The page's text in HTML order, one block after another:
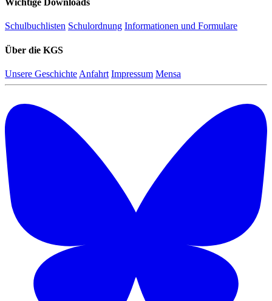
Wichtige Downloads
Schulbuchlisten Schulordnung Informationen und Formulare
Über die KGS
Unsere Geschichte Anfahrt Impressum Mensa